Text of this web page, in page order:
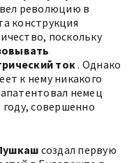
революцию в
конструкция
поскольку
ток. Однако
к нему никакого
немец
совершенно
создал первую